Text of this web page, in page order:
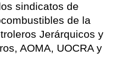
sindicatos de
de la
Jerárquicos y
AOMA, UOCRA y